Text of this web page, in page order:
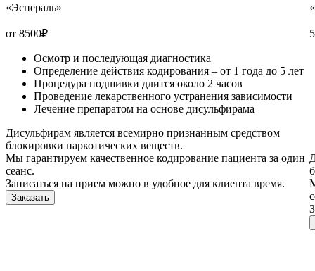
«Эспераль»
от 8500₽
Осмотр и последующая диагностика
Определение действия кодирования – от 1 года до 5 лет
Процедура подшивки длится около 2 часов
Проведение лекарственного устранения зависимости
Лечение препаратом на основе дисульфирама
Дисульфирам является всемирно признанным средством
блокировки наркотических веществ.
Мы гарантируем качественное кодирование пациента за один
сеанс.
Записаться на прием можно в удобное для клиента время.
Заказать